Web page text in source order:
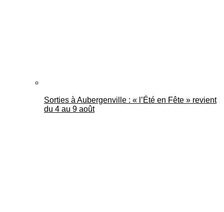
Sorties à Aubergenville : « l’Été en Fête » revient
du 4 au 9 août